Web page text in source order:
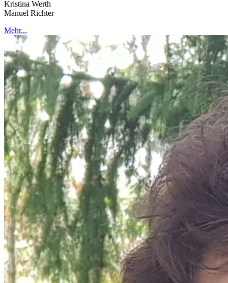
Kristina Werth
Manuel Richter
Mehr...